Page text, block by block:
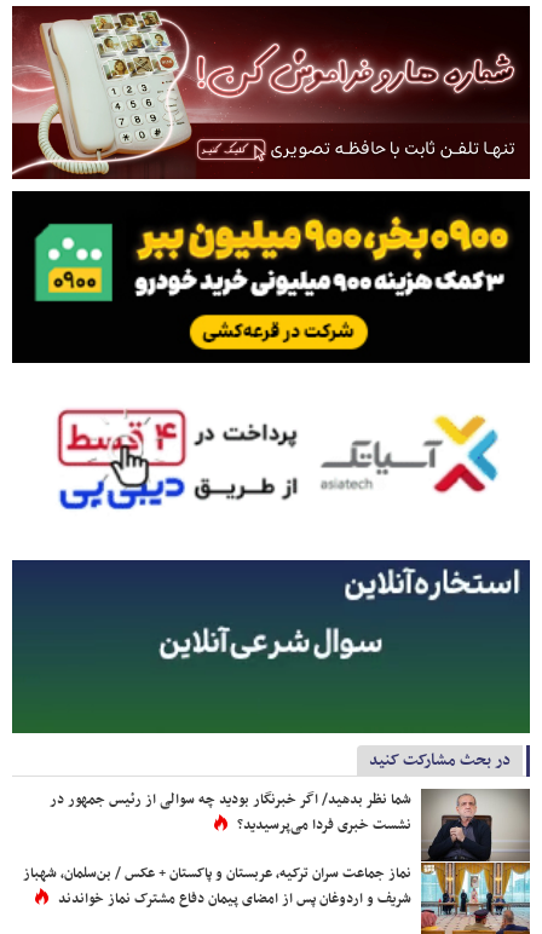
در بحث مشارکت کنید
شما نظر بدهید/ اگر خبرنگار بودید چه سوالی از رئیس جمهور در
نشست خبری فردا می‌پرسیدید؟
نماز جماعت سران ترکیه، عربستان و پاکستان + عکس / بن‌سلمان، شهباز
شریف و اردوغان پس از امضای پیمان دفاع مشترک نماز خواندند